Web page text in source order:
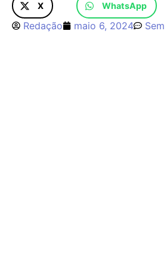
X WhatsApp
Redação maio 6, 2024